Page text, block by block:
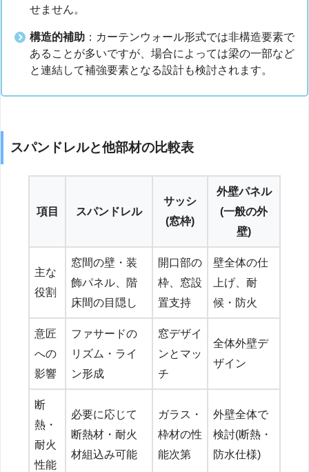
せません。
構造的補助 ：カーテンウォール形式では非構造要素で
あることが多いですが、場合によっては梁の一部など
と連結して補強要素となる設計も検討されます。
スパンドレルと他部材の比較表
項目 スパンドレル
サッシ
(窓枠)
外壁パネル
(一般の外
壁)
主な
役割
窓間の壁・装
飾パネル、階
床間の目隠し
開口部の
枠、窓設
置支持
壁全体の仕
上げ、耐
候・防火
意匠
への
影響
ファサードの
リズム・ライ
ン形成
窓デザイ
ンとマッ
チ
全体外壁デ
ザイン
断
熱・
耐火
性能
必要に応じて
断熱材・耐火
材組込み可能
ガラス・
枠材の性
能次第
外壁全体で
検討(断熱・
防水仕様)